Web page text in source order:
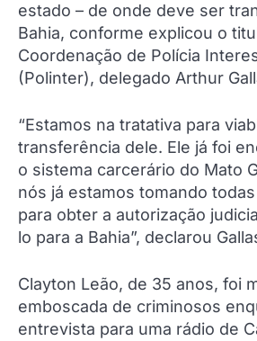
estado – de onde deve ser
Bahia, conforme explicou o
Coordenação de Polícia
(Polinter), delegado Arthur
“Estamos na tratativa para
transferência dele. Ele já foi
o sistema carcerário do Mato
nós já estamos tomando
para obter a autorização
lo para a Bahia”, declarou
Clayton Leão, de 35 anos, foi
emboscada de criminosos
entrevista para uma rádio de